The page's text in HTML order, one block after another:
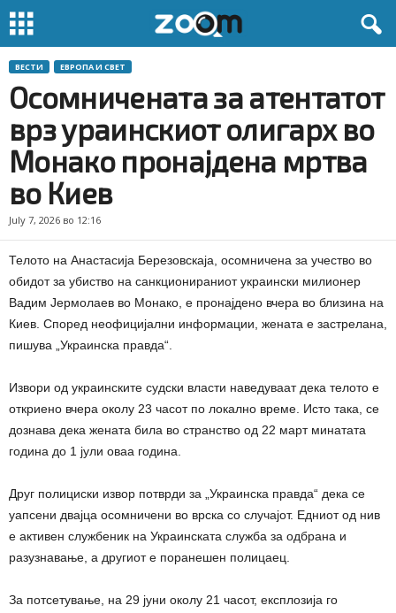
ВЕСТИ ЕВРОПА И СВЕТ
Осомничената за атентатот
врз ураинскиот олигарх во
Монако пронајдена мртва
во Киев
July 7, 2026 во 12:16
Телото на Анастасија Березовскаја, осомничена за учество во
обидот за убиство на санкционираниот украински милионер
Вадим Јермолаев во Монако, е пронајдено вчера во близина на
Киев. Според неофицијални информации, жената е застрелана,
пишува „Украинска правда“.
Извори од украинските судски власти наведуваат дека телото е
откриено вчера околу 23 часот по локално време. Исто така, се
дознава дека жената била во странство од 22 март минатата
година до 1 јули оваа година.
Друг полициски извор потврди за „Украинска правда“ дека се
уапсени двајца осомничени во врска со случајот. Едниот од нив
е активен службеник на Украинската служба за одбрана и
разузнавање, а другиот е поранешен полицаец.
За потсетување, на 29 јуни околу 21 часот, експлозија го